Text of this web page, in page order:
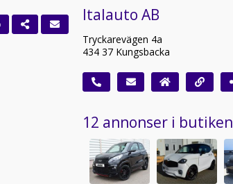
Italauto AB
Tryckarevägen 4a
434 37 Kungsbacka
12 annonser i butiken